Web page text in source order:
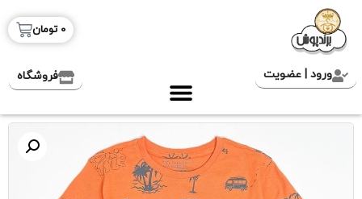
0 تومان
ورود | عضویت فروشگاه